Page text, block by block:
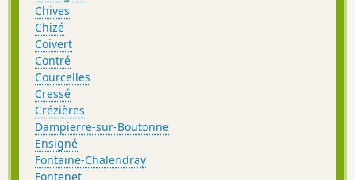
Chives
Chizé
Coivert
Contré
Courcelles
Cressé
Crézières
Dampierre-sur-Boutonne
Ensigné
Fontaine-Chalendray
Fontenet